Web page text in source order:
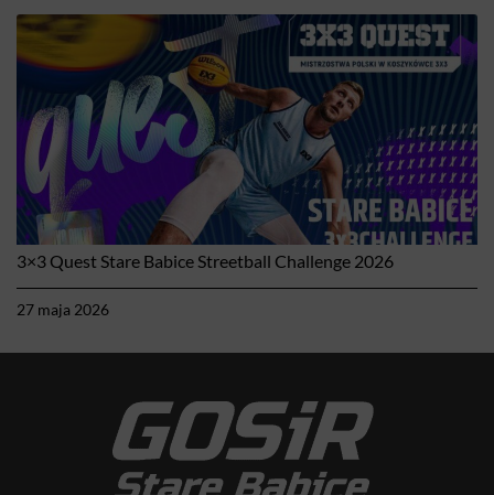
3×3 Quest Stare Babice Streetball Challenge 2026
27 maja 2026